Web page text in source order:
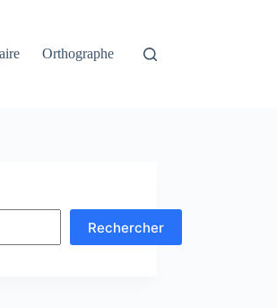
Orthographe
Rechercher